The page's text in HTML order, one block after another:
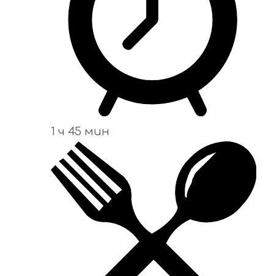
1 ч 45 мин